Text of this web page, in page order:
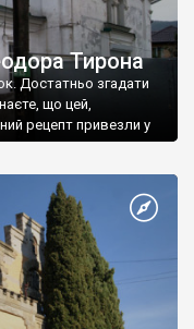
Тирона
Достатньо згадати
що цей,
рецепт привезли у